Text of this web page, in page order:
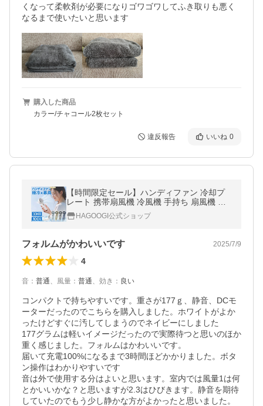
くなって柔軟剤が必要になりゴワゴワしてふき取りも悪く
なるまで使いたいと思います
購入した商品
カラー/チャコール2枚セット
違反報告 いいね 0
【時間限定セール】ハンディファン 冷却プ
レート 携帯扇風機 冷風機 手持ち 扇風機 小
型 首掛け 卓上 5000mAh 100段階調整 おし
ゃれ 静音 ギフト 冷却グッズ
HAGOOGI公式ショップ
フォルムがかわいいです 2025/7/9
4
音 ： 普通、 風量 ： 普通、 効き ： 良い
コンパクトで持ちやすいです。重さが177ｇ、静音、DCモ
ーターだったのでこちらを購入しました。ホワイトがよか
ったけどすぐに汚してしまうのでネイビーにしました
177グラムは軽いイメージだったので実際待つと思いのほか
重く感じました。フォルムはかわいいです。
届いて充電100%になるまで3時間ほどかかりました。ボタ
ン操作はわかりやすいです
音は外で使用する分はよいと思います。室内では風量1は何
とかいいかな？と思いますが2.3はひびきます。静音を期待
していたのでもう少し静かな方がよかったと思いました。